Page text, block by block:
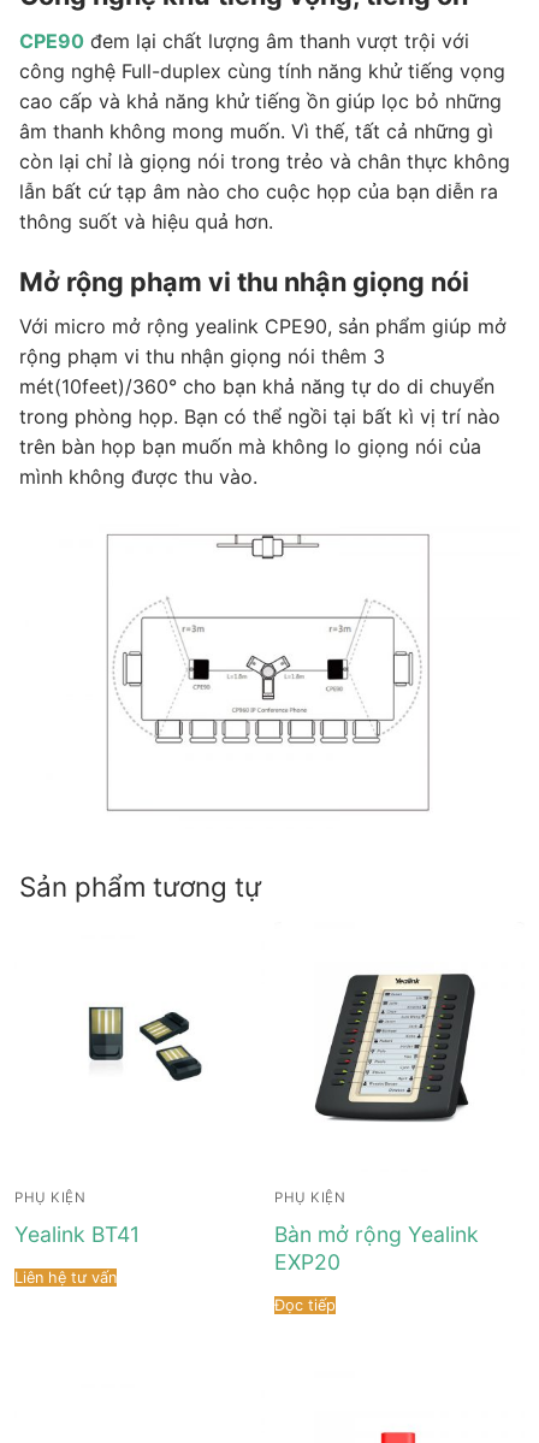
CPE90 đem lại chất lượng âm thanh vượt trội với
công nghệ Full-duplex cùng tính năng khử tiếng vọng
cao cấp và khả năng khử tiếng ồn giúp lọc bỏ những
âm thanh không mong muốn. Vì thế, tất cả những gì
còn lại chỉ là giọng nói trong trẻo và chân thực không
lẫn bất cứ tạp âm nào cho cuộc họp của bạn diễn ra
thông suốt và hiệu quả hơn.
Mở rộng phạm vi thu nhận giọng nói
Với micro mở rộng yealink CPE90, sản phẩm giúp mở
rộng phạm vi thu nhận giọng nói thêm 3
mét(10feet)/360° cho bạn khả năng tự do di chuyển
trong phòng họp. Bạn có thể ngồi tại bất kì vị trí nào
trên bàn họp bạn muốn mà không lo giọng nói của
mình không được thu vào.
Sản phẩm tương tự
PHỤ KIỆN
Yealink BT41
Liên hệ tư vấn
PHỤ KIỆN
Bàn mở rộng Yealink
EXP20
Đọc tiếp